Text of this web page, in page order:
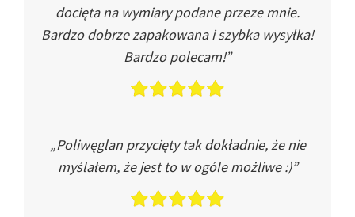
docięta na wymiary podane przeze mnie.
Bardzo dobrze zapakowana i szybka wysyłka!
Bardzo polecam!”
„Poliwęglan przycięty tak dokładnie, że nie
myślałem, że jest to w ogóle możliwe :)”